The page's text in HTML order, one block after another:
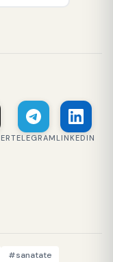
TELEGRAMLINKEDIN
#sanatate